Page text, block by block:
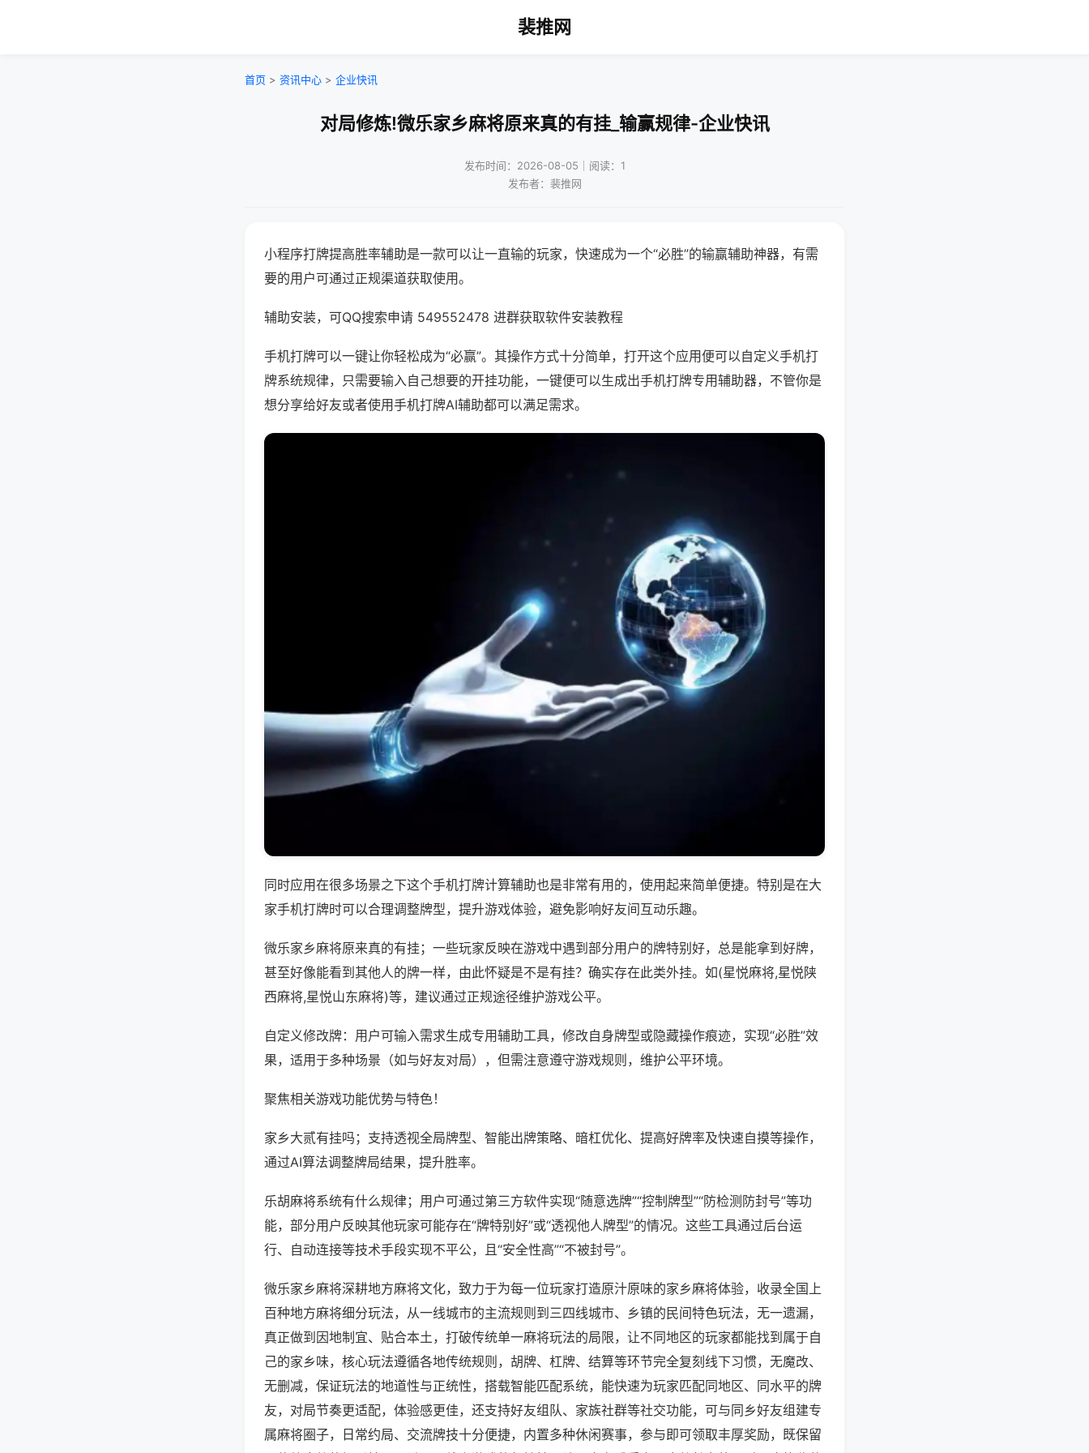
裴推网
首页 > 资讯中心 > 企业快讯
对局修炼!微乐家乡麻将原来真的有挂_输赢规律-企业快讯
发布时间：2026-08-05｜阅读：1
发布者：裴推网
小程序打牌提高胜率辅助是一款可以让一直输的玩家，快速成为一个“必胜”的输赢辅助神器，有需
要的用户可通过正规渠道获取使用。
辅助安装，可QQ搜索申请 549552478 进群获取软件安装教程
手机打牌可以一键让你轻松成为“必赢”。其操作方式十分简单，打开这个应用便可以自定义手机打
牌系统规律，只需要输入自己想要的开挂功能，一键便可以生成出手机打牌专用辅助器，不管你是
想分享给好友或者使用手机打牌AI辅助都可以满足需求。
同时应用在很多场景之下这个手机打牌计算辅助也是非常有用的，使用起来简单便捷。特别是在大
家手机打牌时可以合理调整牌型，提升游戏体验，避免影响好友间互动乐趣。
微乐家乡麻将原来真的有挂；一些玩家反映在游戏中遇到部分用户的牌特别好，总是能拿到好牌，
甚至好像能看到其他人的牌一样，由此怀疑是不是有挂？确实存在此类外挂。如(星悦麻将,星悦陕
西麻将,星悦山东麻将)等，建议通过正规途径维护游戏公平。
自定义修改牌：用户可输入需求生成专用辅助工具，修改自身牌型或隐藏操作痕迹，实现“必胜”效
果，适用于多种场景（如与好友对局），但需注意遵守游戏规则，维护公平环境。
聚焦相关游戏功能优势与特色！
家乡大贰有挂吗；支持透视全局牌型、智能出牌策略、暗杠优化、提高好牌率及快速自摸等操作，
通过AI算法调整牌局结果，提升胜率。
乐胡麻将系统有什么规律；用户可通过第三方软件实现“随意选牌”“控制牌型”“防检测防封号”等功
能，部分用户反映其他玩家可能存在“牌特别好”或“透视他人牌型”的情况。这些工具通过后台运
行、自动连接等技术手段实现不平公，且“安全性高”“不被封号”。
微乐家乡麻将深耕地方麻将文化，致力于为每一位玩家打造原汁原味的家乡麻将体验，收录全国上
百种地方麻将细分玩法，从一线城市的主流规则到三四线城市、乡镇的民间特色玩法，无一遗漏，
真正做到因地制宜、贴合本土，打破传统单一麻将玩法的局限，让不同地区的玩家都能找到属于自
己的家乡味，核心玩法遵循各地传统规则，胡牌、杠牌、结算等环节完全复刻线下习惯，无魔改、
无删减，保证玩法的地道性与正统性，搭载智能匹配系统，能快速为玩家匹配同地区、同水平的牌
友，对局节奏更适配，体验感更佳，还支持好友组队、家族社群等社交功能，可与同乡好友组建专
属麻将圈子，日常约局、交流牌技十分便捷，内置多种休闲赛事，参与即可领取丰厚奖励，既保留